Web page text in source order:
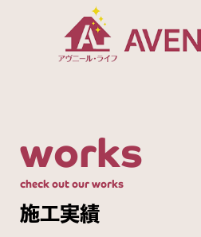
works
check out our works
施工実績